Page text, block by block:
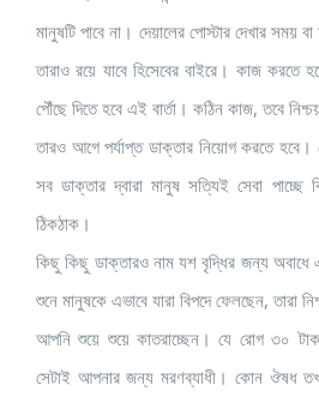
মানুষটি পাবে না। দেয়ালের পোস্টার দেখার সময়
তারাও রয়ে যাবে হিসেবের বাইরে। কাজ করতে
পৌঁছে দিতে হবে এই বার্তা। কঠিন কাজ, তবে
তারও আগে পর্যাপ্ত ডাক্তার নিয়োগ করতে
সব ডাক্তার দ্বারা মানুষ সত্যিই সেবা পাচ্ছে
ঠিকঠাক।
কিছু কিছু ডাক্তারও নাম যশ বৃদ্ধির জন্য অবাধে
শুনে মানুষকে এভাবে যারা বিপদে ফেলছেন, তারা
আপনি শুয়ে শুয়ে কাতরাচ্ছেন। যে রোগ ৩০
সেটাই আপনার জন্য মরণব্যাধী। কোন ঔষধ